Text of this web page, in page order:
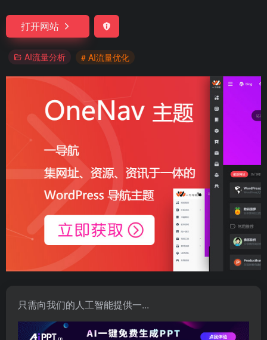
打开网站
AI流量分析 # AI流量优化
只需向我们的人工智能提供一...